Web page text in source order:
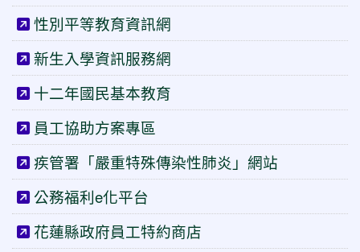
性別平等教育資訊網
新生入學資訊服務網
十二年國民基本教育
員工協助方案專區
疾管署「嚴重特殊傳染性肺炎」網站
公務福利e化平台
花蓮縣政府員工特約商店